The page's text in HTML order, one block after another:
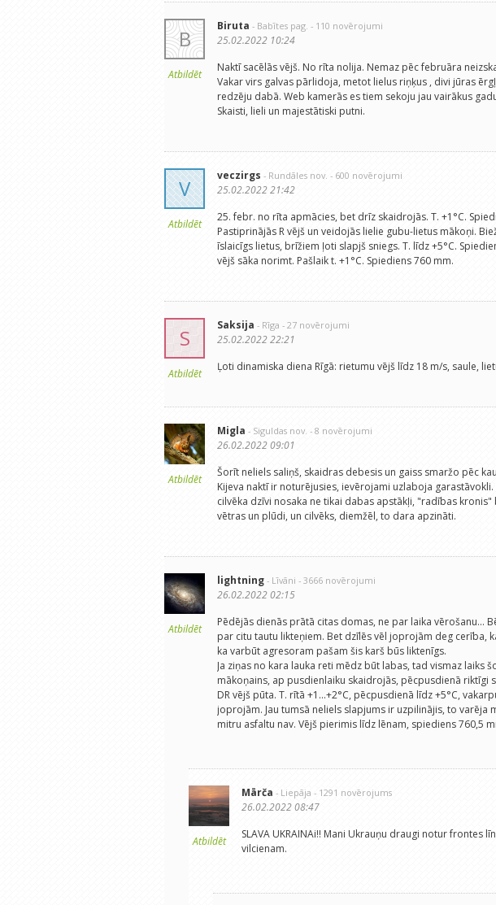
B
Atbildēt
Biruta - Babītes pag. - 110 novērojumi
25.02.2022 10:24
Naktī sacēlās vējš. No rīta nolija. Nemaz pēc februāra
Vakar virs galvas pārlidoja, metot lielus riņķus , divi jūras
redzēju dabā. Web kamerās es tiem sekoju jau vairākus
Skaisti, lieli un majestātiski putni.
V
Atbildēt
veczirgs - Rundāles nov. - 600 novērojumi
25.02.2022 21:42
25. febr. no rīta apmācies, bet drīz skaidrojās. T. +1°C.
Pastiprinājās R vējš un veidojās lielie gubu-lietus mākoņi.
īslaicīgs lietus, brīžiem ļoti slapjš sniegs. T. līdz +5°C.
vējš sāka norimt. Pašlaik t. +1°C. Spiediens 760 mm.
S
Atbildēt
Saksija - Rīga - 27 novērojumi
25.02.2022 22:21
Ļoti dinamiska diena Rīgā: rietumu vējš līdz 18 m/s, saule,
Atbildēt
Migla - Siguldas nov. - 8 novērojumi
26.02.2022 09:01
Šorīt neliels saliņš, skaidras debesis un gaiss smaržo pēc
Kijeva naktī ir noturējusies, ievērojami uzlaboja
cilvēka dzīvi nosaka ne tikai dabas apstākļi, "radības
vētras un plūdi, un cilvēks, diemžēl, to dara apzināti.
Atbildēt
lightning - Līvāni - 3666 novērojumi
26.02.2022 02:15
Pēdējās dienās prātā citas domas, ne par laika vērošanu...
par citu tautu likteņiem. Bet dzīlēs vēl joprojām deg cerība,
ka varbūt agresoram pašam šis karš būs liktenīgs.
Ja ziņas no kara lauka reti mēdz būt labas, tad vismaz laiks
mākoņains, ap pusdienlaiku skaidrojās, pēcpusdienā riktīgi
DR vējš pūta. T. rītā +1...+2°C, pēcpusdienā līdz +5°C,
joprojām. Jau tumsā neliels slapjums ir uzpilinājis, to varēja
mitru asfaltu nav. Vējš pierimis līdz lēnam, spiediens 760,5
Atbildēt
Mārča - Liepāja - 1291 novērojums
26.02.2022 08:47
SLAVA UKRAINAi!! Mani Ukrauņu draugi notur frontes
vilcienam.